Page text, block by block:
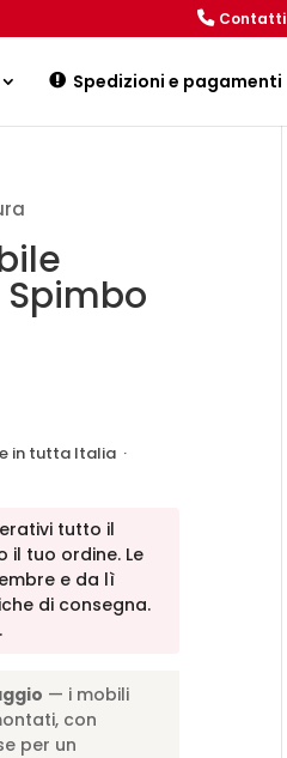
Contatti
Spedizioni e pagamenti
Products
in tutta Italia·
tutto il
il tuo ordine. Le
e da lì
di consegna.
— i mobili
con
per un